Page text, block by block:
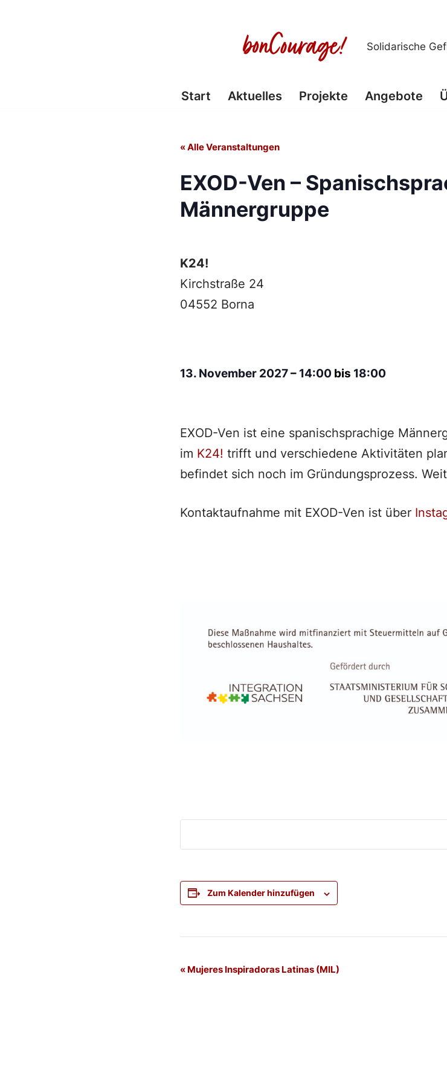
Solidarische
Start Aktuelles Projekte Angebote
« Alle Veranstaltungen
EXOD-Ven –
Männergruppe
K24!
Kirchstraße 24
04552 Borna
13. November 2027– 14:00 bis 18:00
EXOD-Ven ist eine spanischsprachige
im K24! trifft und verschiedene Aktivitäten
befindet sich noch im Gründungsprozess.
Kontaktaufnahme mit EXOD-Ven ist über
Zum Kalender hinzufügen
Veranstaltung-
«Mujeres Inspiradoras Latinas (MIL)